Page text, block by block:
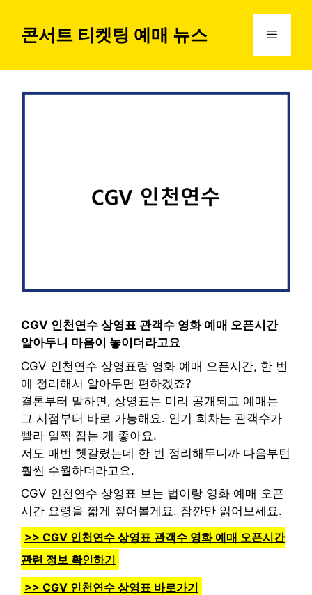
콘서트 티켓팅 예매 뉴스 메
CGV 인천연수 상영표 관객수 영화 예매 오픈시간
알아두니 마음이 놓이더라고요
CGV 인천연수 상영표랑 영화 예매 오픈시간, 한 번
에 정리해서 알아두면 편하겠죠?
결론부터 말하면, 상영표는 미리 공개되고 예매는
그 시점부터 바로 가능해요. 인기 회차는 관객수가
빨라 일찍 잡는 게 좋아요.
저도 매번 헷갈렸는데 한 번 정리해두니까 다음부턴
훨씬 수월하더라고요.
CGV 인천연수 상영표 보는 법이랑 영화 예매 오픈
시간 요령을 짧게 짚어볼게요. 잠깐만 읽어보세요.
>> CGV 인천연수 상영표 관객수 영화 예매 오픈시간
관련 정보 확인하기
>> CGV 인천연수 상영표 바로가기